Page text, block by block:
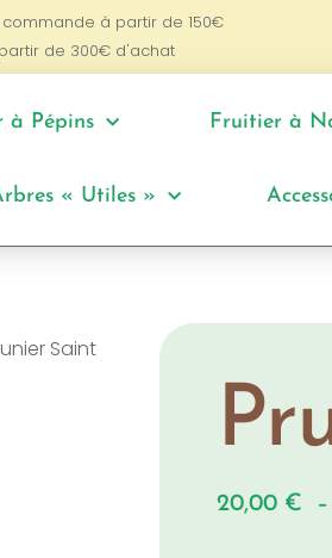
à partir de 150€
de 300€ d'achat
à Pépins Fruitier à
« Utiles »
Saint
20,00 € –